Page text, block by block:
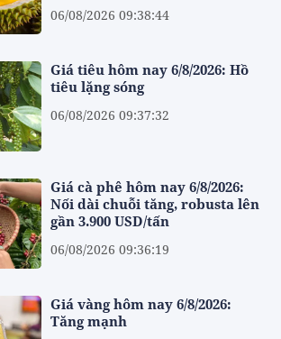
06/08/2026 09:38:44
Giá tiêu hôm nay 6/8/2026: Hồ
tiêu lặng sóng
06/08/2026 09:37:32
Giá cà phê hôm nay 6/8/2026:
Nối dài chuỗi tăng, robusta lên
gần 3.900 USD/tấn
06/08/2026 09:36:19
Giá vàng hôm nay 6/8/2026:
Tăng mạnh